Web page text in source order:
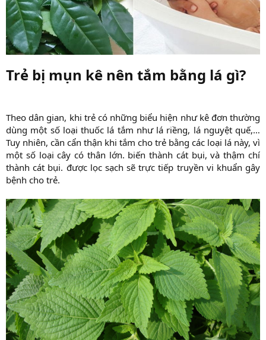
Trẻ bị mụn kê nên tắm bằng lá gì?​
Theo dân gian, khi trẻ có những biểu hiện như kê đơn thường
dùng một số loại thuốc lá tắm như lá riềng, lá nguyệt quế,…
Tuy nhiên, cần cẩn thận khi tắm cho trẻ bằng các loại lá này, vì
một số loại cây có thân lớn. biến thành cát bụi, và thậm chí
thành cát bụi. được lọc sạch sẽ trực tiếp truyền vi khuẩn gây
bệnh cho trẻ.